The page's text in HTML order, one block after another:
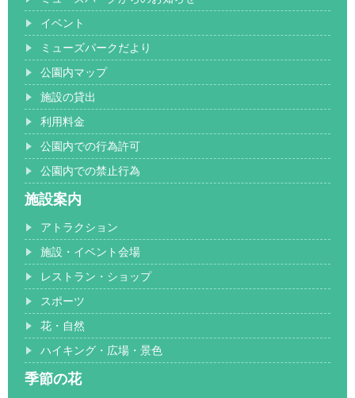
イベント
ミューズパークだより
公園内マップ
施設の貸出
利用料金
公園内での行為許可
公園内での禁止行為
施設案内
アトラクション
施設・イベント会場
レストラン・ショップ
スポーツ
花・自然
ハイキング・広場・景色
季節の花